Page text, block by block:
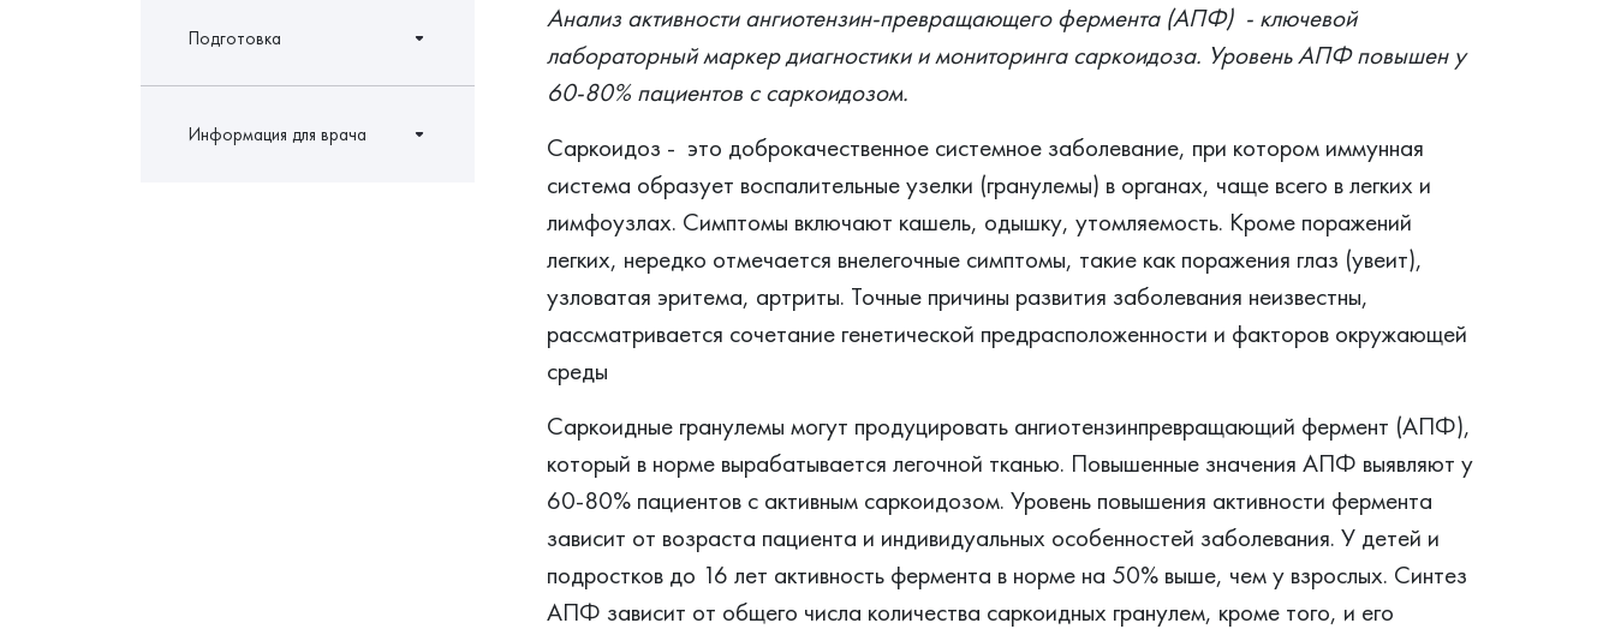
Подготовка
Информация для врача
Анализ активности ангиотензин-превращающего фермента (АПФ) - ключевой
лабораторный маркер диагностики и мониторинга саркоидоза. Уровень АПФ повышен у
60-80% пациентов с саркоидозом.
Саркоидоз - это доброкачественное системное заболевание, при котором иммунная
система образует воспалительные узелки (гранулемы) в органах, чаще всего в легких и
лимфоузлах. Симптомы включают кашель, одышку, утомляемость. Кроме поражений
легких, нередко отмечается внелегочные симптомы, такие как поражения глаз (увеит),
узловатая эритема, артриты. Точные причины развития заболевания неизвестны,
рассматривается сочетание генетической предрасположенности и факторов окружающей
среды
Саркоидные гранулемы могут продуцировать ангиотензинпревращающий фермент (АПФ),
который в норме вырабатывается легочной тканью. Повышенные значения АПФ выявляют у
60-80% пациентов с активным саркоидозом. Уровень повышения активности фермента
зависит от возраста пациента и индивидуальных особенностей заболевания. У детей и
подростков до 16 лет активность фермента в норме на 50% выше, чем у взрослых. Синтез
АПФ зависит от общего числа количества саркоидных гранулем, кроме того, и его